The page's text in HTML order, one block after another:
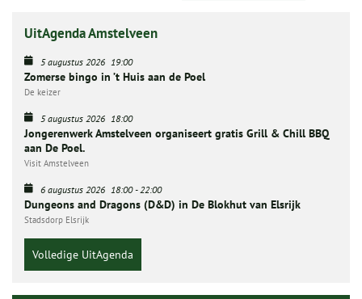
UitAgenda Amstelveen
5 augustus 2026 19:00
Zomerse bingo in ’t Huis aan de Poel
De keizer
5 augustus 2026 18:00
Jongerenwerk Amstelveen organiseert gratis Grill & Chill BBQ
aan De Poel.
Visit Amstelveen
6 augustus 2026 18:00-22:00
Dungeons and Dragons (D&D) in De Blokhut van Elsrijk
Stadsdorp Elsrijk
Volledige UitAgenda